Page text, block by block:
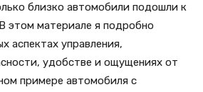
близко автомобили подошли к
этом материале я подробно
аспектах управления,
удобстве и ощущениях от
примере автомобиля с